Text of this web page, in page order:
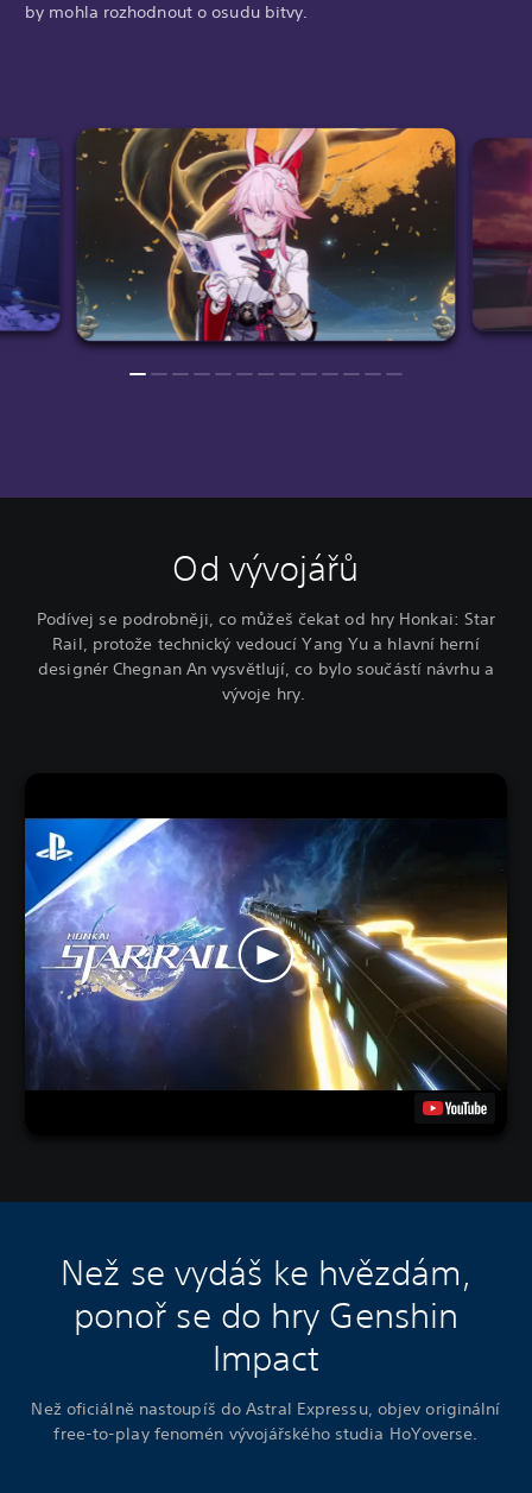
by mohla rozhodnout o osudu bitvy.
Od vývojářů
Podívej se podrobněji, co můžeš čekat od hry Honkai: Star
Rail, protože technický vedoucí Yang Yu a hlavní herní
designér Chegnan An vysvětlují, co bylo součástí návrhu a
vývoje hry.
Než se vydáš ke hvězdám,
ponoř se do hry Genshin
Impact
Než oficiálně nastoupíš do Astral Expressu, objev originální
free-to-play fenomén vývojářského studia HoYoverse.